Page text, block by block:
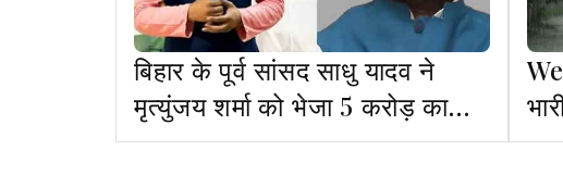
बिहार के पूर्व सांसद साधु यादव ने
मृत्युंजय शर्मा को भेजा 5 करोड़ का
मानहानि नोटिस